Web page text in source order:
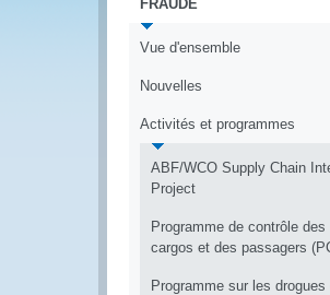
FRAUDE
Vue d'ensemble
Nouvelles
Activités et programmes
ABF/WCO Supply Chain
Project
Programme de contrôle des
cargos et des passagers
Programme sur les drogues